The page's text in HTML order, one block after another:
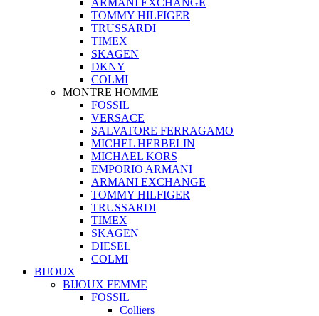
ARMANI EXCHANGE
TOMMY HILFIGER
TRUSSARDI
TIMEX
SKAGEN
DKNY
COLMI
MONTRE HOMME
FOSSIL
VERSACE
SALVATORE FERRAGAMO
MICHEL HERBELIN
MICHAEL KORS
EMPORIO ARMANI
ARMANI EXCHANGE
TOMMY HILFIGER
TRUSSARDI
TIMEX
SKAGEN
DIESEL
COLMI
BIJOUX
BIJOUX FEMME
FOSSIL
Colliers